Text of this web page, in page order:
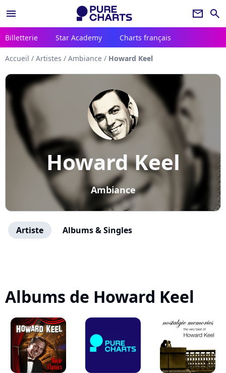
menu newsletter search
Billetterie Star Academy Charts français
Accueil / Artistes / Ambiance / Howard Keel
Howard Keel
Ambiance
Artiste Albums & Singles
Albums de Howard Keel